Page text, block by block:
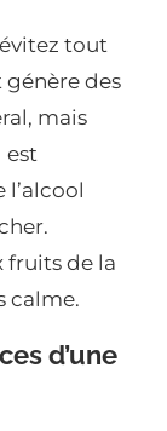
tout
des
mais
est
fruits de la
calme.
d’une